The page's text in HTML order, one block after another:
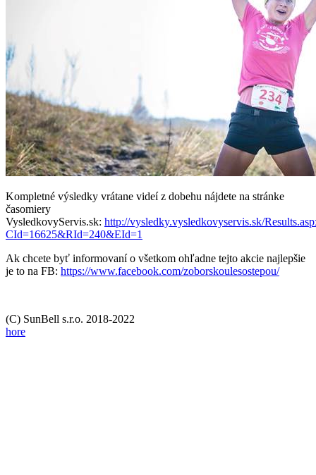
Kompletné výsledky vrátane videí z dobehu nájdete na stránke
časomiery
VysledkovyServis.sk: http://vysledky.vysledkovyservis.sk/
CId=16625&RId=240&EId=1
Ak chcete byť informovaní o všetkom ohľadne tejto akcie najlepšie
je to na FB: https://www.facebook.com/zoborskoulesostepou/
(C) SunBell s.r.o. 2018-2022
hore